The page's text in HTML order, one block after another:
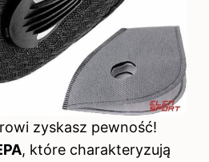
zyskasz pewność!
, które charakteryzują